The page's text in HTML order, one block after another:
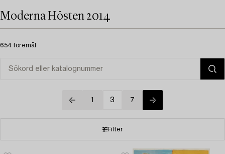
Moderna Hösten 2014
654 föremål
1 3 7
Filter